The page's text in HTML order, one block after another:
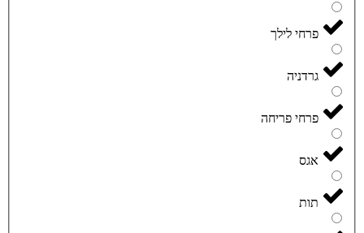
פרחי לילך
גרדניה
פרחי פריחה
אגס
תות